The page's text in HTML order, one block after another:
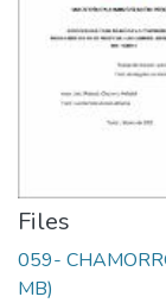
Files
059-
MB)